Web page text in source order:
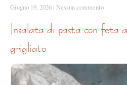
Giugno 19, 2026 | Nessun commento
grigliato